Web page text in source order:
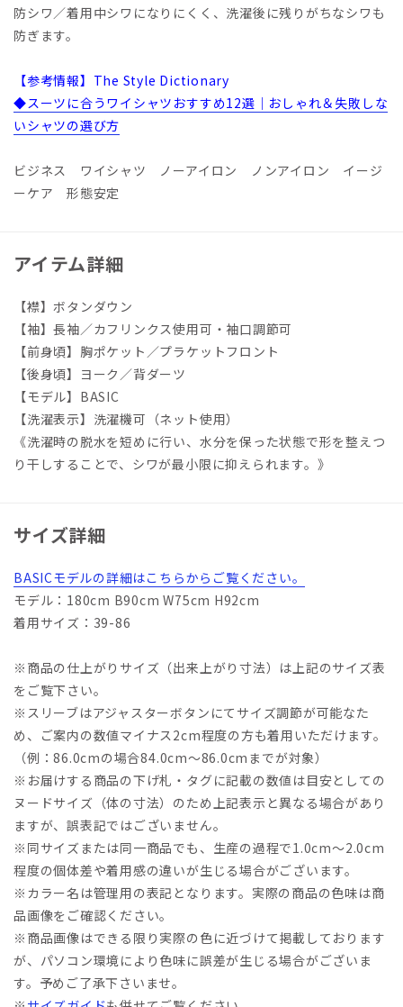
防シワ／着用中シワになりにくく、洗濯後に残りがちなシワも
防ぎます。
【参考情報】The Style Dictionary
◆スーツに合うワイシャツおすすめ12選｜おしゃれ＆失敗しな
いシャツの選び方
ビジネス ワイシャツ ノーアイロン ノンアイロン イージ
ーケア 形態安定
アイテム詳細
【襟】ボタンダウン
【袖】長袖／カフリンクス使用可・袖口調節可
【前身頃】胸ポケット／プラケットフロント
【後身頃】ヨーク／背ダーツ
【モデル】BASIC
【洗濯表示】洗濯機可（ネット使用）
《洗濯時の脱水を短めに行い、水分を保った状態で形を整えつ
り干しすることで、シワが最小限に抑えられます。》
サイズ詳細
BASICモデルの詳細はこちらからご覧ください。
モデル：180cm B90cm W75cm H92cm
着用サイズ：39-86
※商品の仕上がりサイズ（出来上がり寸法）は上記のサイズ表
をご覧下さい。
※スリーブはアジャスターボタンにてサイズ調節が可能なた
め、ご案内の数値マイナス2cm程度の方も着用いただけます。
（例：86.0cmの場合84.0cm～86.0cmまでが対象）
※お届けする商品の下げ札・タグに記載の数値は目安としての
ヌードサイズ（体の寸法）のため上記表示と異なる場合があり
ますが、誤表記ではございません。
※同サイズまたは同一商品でも、生産の過程で1.0cm～2.0cm
程度の個体差や着用感の違いが生じる場合がございます。
※カラー名は管理用の表記となります。実際の商品の色味は商
品画像をご確認ください。
※商品画像はできる限り実際の色に近づけて掲載しております
が、パソコン環境により色味に誤差が生じる場合がございま
す。予めご了承下さいませ。